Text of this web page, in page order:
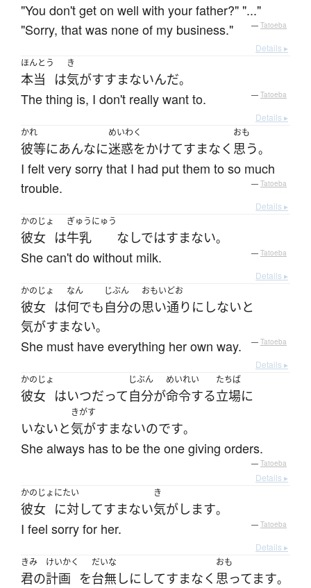
"You don't get on well with your father?" "..."
"Sorry, that was none of my business."
— Tatoeba
Details ▸
ほんとう
本当 は
き
気がすすまないんだ。
The thing is, I don't really want to. — Tatoeba
Details ▸
かれ
彼等にあんなに
めいわく
迷惑をかけてすまなく
おも
思う。
I felt very sorry that I had put them to so much
trouble.
— Tatoeba
Details ▸
かのじょ
彼女 は
ぎゅうにゅう
牛乳 なしではすまない。
She can't do without milk. — Tatoeba
Details ▸
かのじょ
彼女 は
なん
何でも
じぶん
自分の
おもいどお
思い通り に しないと
気がすまない。
She must have everything her own way. — Tatoeba
Details ▸
かのじょ
彼女 はいつだって
じぶん
自分が
めいれい
命令する
たちば
立場に
いないと
きがす
気がすまないのです。
She always has to be the one giving orders.
— Tatoeba
Details ▸
かのじょ
彼女
にたい
に対してすまない
き
気がします。
I feel sorry for her. — Tatoeba
Details ▸
きみ
君の
けいかく
計画 を
だいな
台無しにしてすまなく
おも
思ってます。